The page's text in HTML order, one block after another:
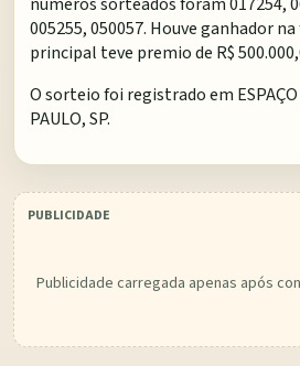
numeros sorteados foram 017254,
005255, 050057. Houve ganhador
principal teve premio de R$
O sorteio foi registrado em
PAULO, SP.
Publicidade carregada apenas após